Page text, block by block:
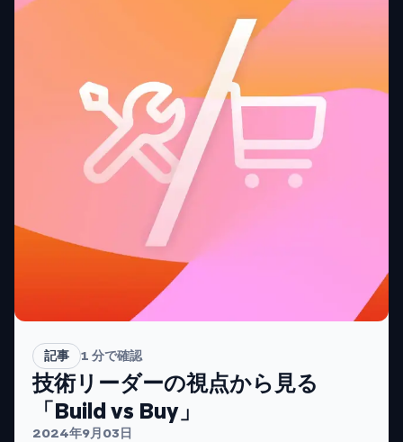
記事 1 分で確認
技術リーダーの視点から見る
「Build vs Buy」
2024年9月03日